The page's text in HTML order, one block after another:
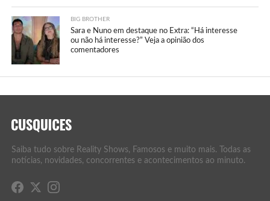
BIG BROTHER
Sara e Nuno em destaque no Extra: “Há interesse
ou não há interesse?” Veja a opinião dos
comentadores
Saiba tudo sobre Reality Shows, Famosos e muito mais. Todas as
notícias, novidades, concorrentes e acontecimentos ao minuto.